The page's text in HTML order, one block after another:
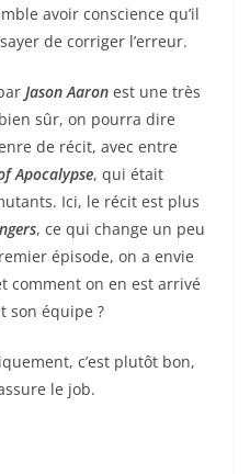
avoir conscience qu’il
de corriger l’erreur.
Jason Aaron est une très
sûr, on pourra dire
de récit, avec entre
Apocalypse, qui était
Ici, le récit est plus
, ce qui change un peu
épisode, on a envie
comment on en est arrivé
son équipe ?
c’est plutôt bon,
le job.